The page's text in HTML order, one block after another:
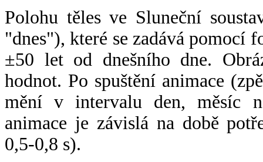
Polohu těles ve Sluneční
"dnes"), které se zadává pomocí
±50 let od dnešního dne.
hodnot. Po spuštění animace
mění v intervalu den, měsíc
animace je závislá na době
0,5-0,8 s).